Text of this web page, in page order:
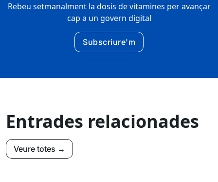
Rebeu setmanalment la dosis de vitamines per avançar
cap a un govern digital
Subscriure'm
Entrades relacionades
Veure totes →